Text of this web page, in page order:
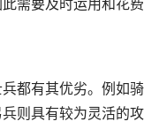
需要及时运用和花费
都有其优劣。例如
则具有较为灵活的